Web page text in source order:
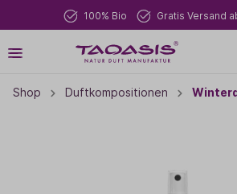
100% Bio Gratis Versand
Shop Duftkompositionen